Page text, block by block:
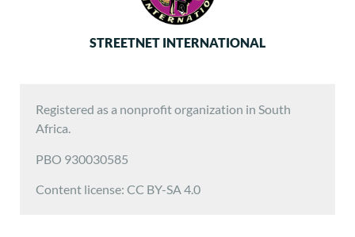
STREETNET INTERNATIONAL
Registered as a nonprofit organization in South
Africa.
PBO 930030585
Content license: CC BY-SA 4.0